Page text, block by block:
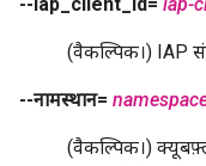
(वैकल्पिक।) IAP
--नामस्थान=
(वैकल्पिक।)